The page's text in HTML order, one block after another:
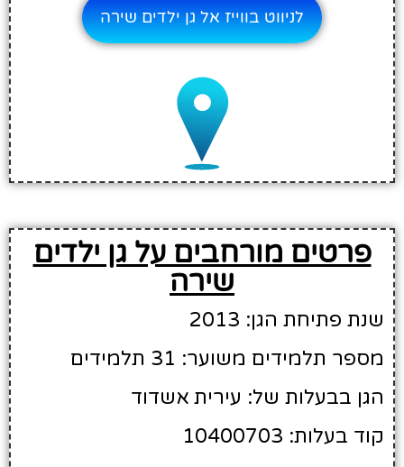
לניווט בווייז אל גן ילדים שירה
פרטים מורחבים על גן ילדים
שירה
שנת פתיחת הגן: 2013
מספר תלמידים משוער: 31 תלמידים
הגן בבעלות של: עירית אשדוד
קוד בעלות: 10400703